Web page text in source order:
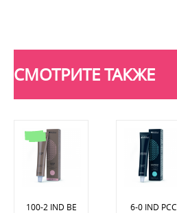
СМОТРИТЕ ТАКЖЕ
100-2 IND BE
6-0 IND PCC